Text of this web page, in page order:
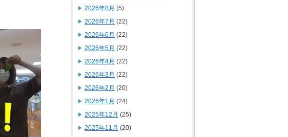
2026年8月 (5)
2026年7月 (22)
2026年6月 (22)
2026年5月 (22)
2026年4月 (22)
2026年3月 (22)
2026年2月 (20)
2026年1月 (24)
2025年12月 (25)
2025年11月 (20)